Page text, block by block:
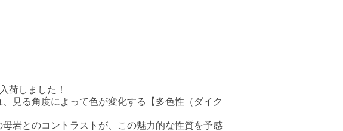
荷しました！
見る角度によって色が変化する【多色性（ダイク
岩とのコントラストが、この魅力的な性質を予感